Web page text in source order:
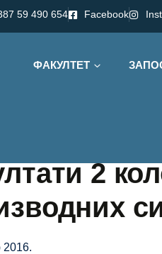
59 490 654 Facebook
ФАКУЛТЕТ
2
2016.